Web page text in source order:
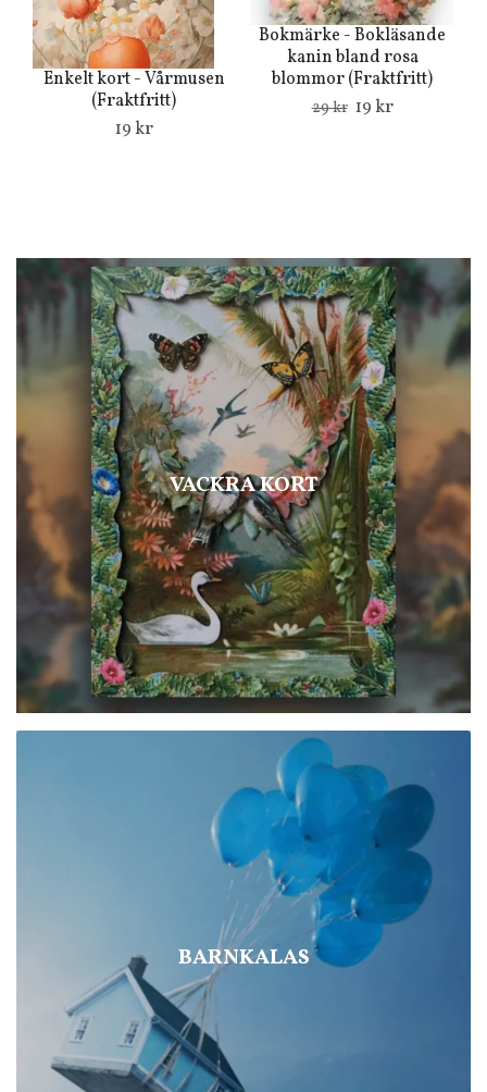
VACKRA KORT
BARNKALAS
Enkelt kort - Vårmusen
(Fraktfritt)
19 kr
Bokmärke - Bokläsande
kanin bland rosa
blommor (Fraktfritt)
29 kr 19 kr